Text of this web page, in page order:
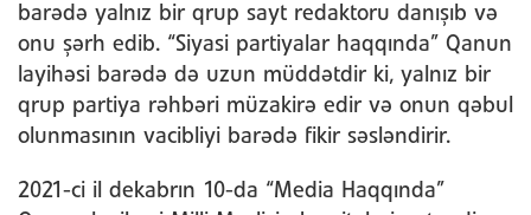
barədə yalnız bir qrup sayt redaktoru danışıb və
onu şərh edib. “Siyasi partiyalar haqqında” Qanun
layihəsi barədə də uzun müddətdir ki, yalnız bir
qrup partiya rəhbəri müzakirə edir və onun qəbul
olunmasının vacibliyi barədə fikir səsləndirir.
2021-ci il dekabrın 10-da “Media Haqqında”